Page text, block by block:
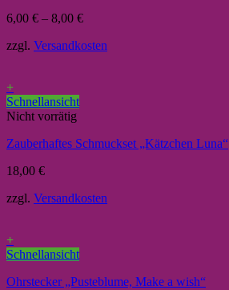
6,00 € – 8,00 €
zzgl. Versandkosten
+
Schnellansicht
Nicht vorrätig
Zauberhaftes Schmuckset „Kätzchen Luna“
18,00 €
zzgl. Versandkosten
+
Schnellansicht
Ohrstecker „Pusteblume, Make a wish“